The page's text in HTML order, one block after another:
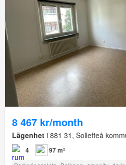
8 467 kr/month
Lägenhet i 881 31, Sollefteå
4 97 m²